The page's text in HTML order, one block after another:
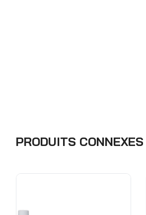
PRODUITS CONNEXES